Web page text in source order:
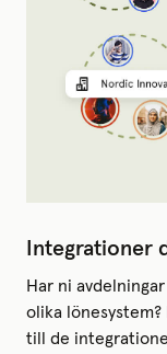
Integrationer
Har ni
olika
till de